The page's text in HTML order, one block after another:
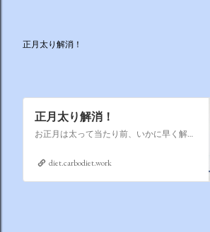
正月太り解消！
正月太り解消！
お正月は太って当たり前、いかに早く解消するかそれが課題なのです
diet.carbodiet.work